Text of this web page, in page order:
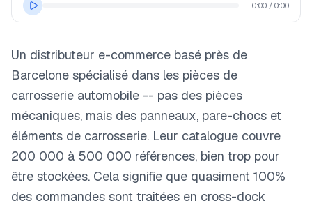
EN Démo
0:00 / 0:00
Un distributeur e-commerce basé près de
Barcelone spécialisé dans les pièces de
carrosserie automobile -- pas des pièces
mécaniques, mais des panneaux, pare-chocs et
éléments de carrosserie. Leur catalogue couvre
200 000 à 500 000 références, bien trop pour
être stockées. Cela signifie que quasiment 100%
des commandes sont traitées en cross-dock